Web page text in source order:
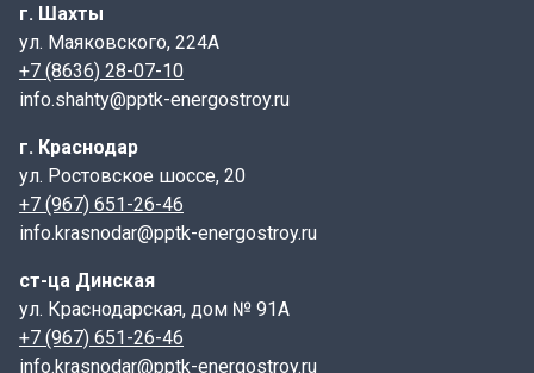
Сопутствующие товары:
Для установки стремянк С1-04 могут потребоваться
дополнительные элементы, такие как днища колодца,
плиты перекрытия, люки и соединительные
элементы.
Контроль качества:
документов, включая паспорт качества и сертификаты
на использованные материалы. Стремянки отличаются
малым весом и компактными размерами, что
г. Шахты
ул. Маяковского, 224А
+7 (8636) 28-07-10
info.shahty@pptk-energostroy.ru
г. Краснодар
ул. Ростовское шоссе, 20
+7 (967) 651-26-46
info.krasnodar@pptk-energostroy.ru
ст-ца Динская
ул. Краснодарская, дом № 91А
+7 (967) 651-26-46
info.krasnodar@pptk-energostroy.ru